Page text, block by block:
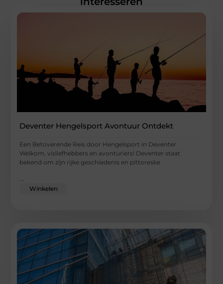
Deventer Hengelsport Avontuur Ontdekt
Een Betoverende Reis door Hengelsport in Deventer
Welkom, visliefhebbers en avonturiers! Deventer staat
bekend om zijn rijke geschiedenis en pittoreske
Winkelen